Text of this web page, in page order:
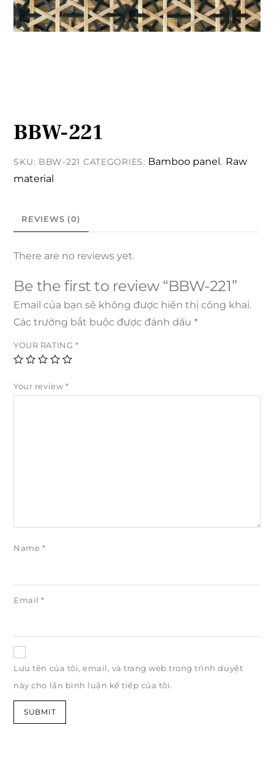
BBW-221
SKU: BBW-221 CATEGORIES: Bamboo panel , Raw
material
REVIEWS (0)
There are no reviews yet.
Be the first to review “BBW-221”
Email của bạn sẽ không được hiển thị công khai.
Các trường bắt buộc được đánh dấu*
YOUR RATING *
Your review *
Name *
Email*
Lưu tên của tôi, email, và trang web trong trình duyệt
này cho lần bình luận kế tiếp của tôi.